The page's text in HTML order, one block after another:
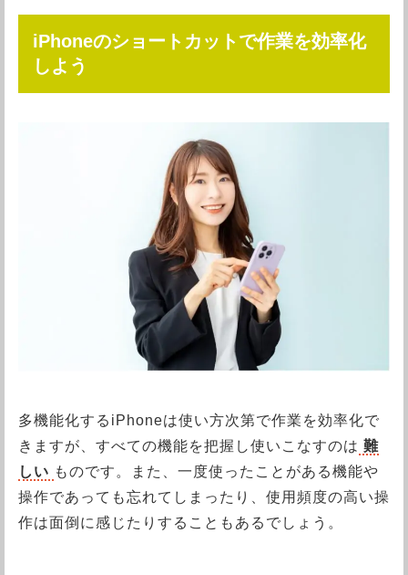
iPhoneのショートカットで作業を効率化
しよう
多機能化するiPhoneは使い方次第で作業を効率化で
きますが、すべての機能を把握し使いこなすのは 難
しい ものです。また、一度使ったことがある機能や
操作であっても忘れてしまったり、使用頻度の高い操
作は面倒に感じたりすることもあるでしょう。